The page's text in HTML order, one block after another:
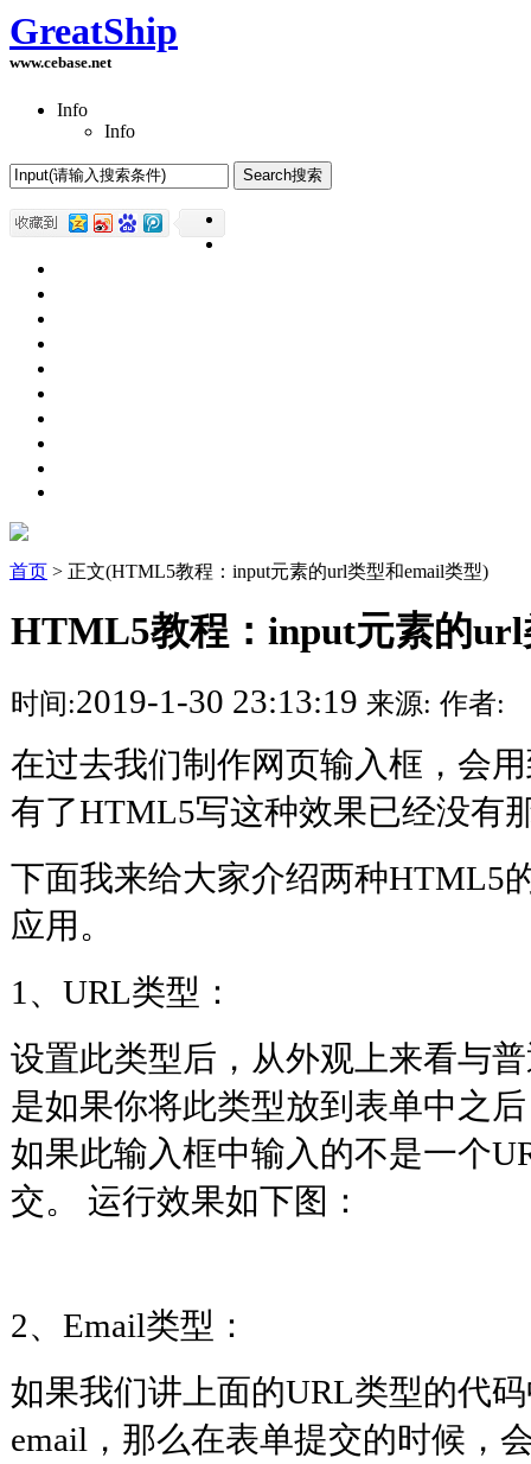
GreatShip
www.cebase.net
Info
Info
首页 > 正文(HTML5教程：input元素的url类型和email类型)
HTML5教程：input元素的url
时间:2019-1-30 23:13:19 来源: 作者:
在过去我们制作网页输入框，会
有了HTML5写这种效果已经没有
下面我来给大家介绍两种HTML5
应用。
1、URL类型：
设置此类型后，从外观上来看与
是如果你将此类型放到表单中之
如果此输入框中输入的不是一个
交。 运行效果如下图：
2、Email类型：
如果我们讲上面的URL类型的代
email，那么在表单提交的时候，